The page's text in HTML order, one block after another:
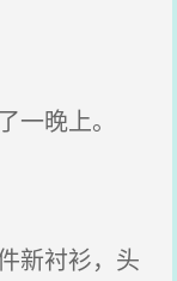
晚上。
新衬衫，头